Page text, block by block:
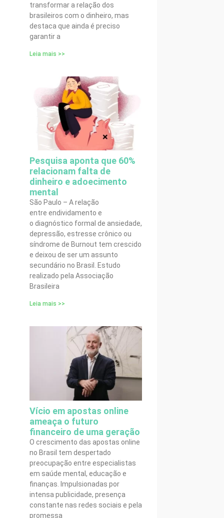
transformar a relação dos
brasileiros com o dinheiro, mas
destaca que ainda é preciso
garantir a
Leia mais >>
Pesquisa aponta que 60%
relacionam falta de
dinheiro e adoecimento
mental
São Paulo – A relação
entre endividamento e
o diagnóstico formal de ansiedade,
depressão, estresse crônico ou
síndrome de Burnout tem crescido
e deixou de ser um assunto
secundário no Brasil. Estudo
realizado pela Associação
Brasileira
Leia mais >>
Vício em apostas online
ameaça o futuro
financeiro de uma geração
O crescimento das apostas online
no Brasil tem despertado
preocupação entre especialistas
em saúde mental, educação e
finanças. Impulsionadas por
intensa publicidade, presença
constante nas redes sociais e pela
promessa